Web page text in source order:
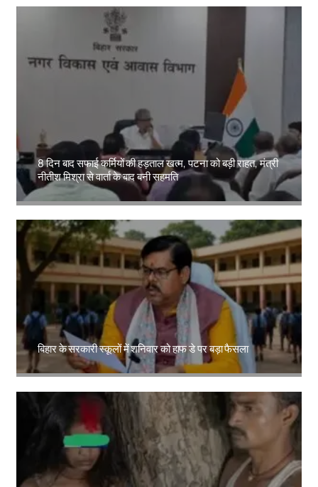
8 दिन बाद सफाई कर्मियों की हड़ताल खत्म, पटना को बड़ी राहत, मंत्री
नीतीश मिश्रा से वार्ता के बाद बनी सहमति
बिहार के सरकारी स्कूलों में शनिवार को हाफ डे पर बड़ा फैसला
Amit Lekh